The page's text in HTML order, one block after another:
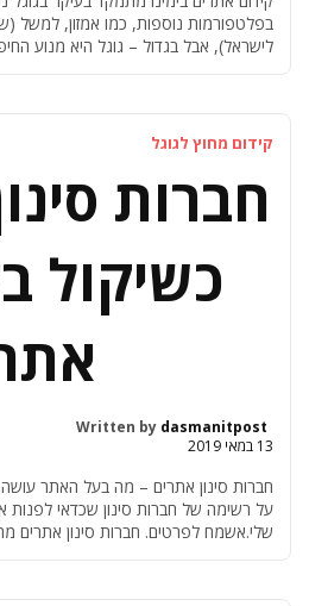
בפלטפורמות נוספות, כמו אמזון, למשל
לישראל), אבל בגדול – גוגל היא מנוע
ראשון…). […]
קידום מחוץ לגוגל
חברות
כשיקול
Written by dasmanitpost
13 במאי 2019
חברות סינון אתרים – מה בעל האתר
על רשימה של חברות סינון שכדאי
שלי.אשמח לפרטים. חברות סינון אתרים